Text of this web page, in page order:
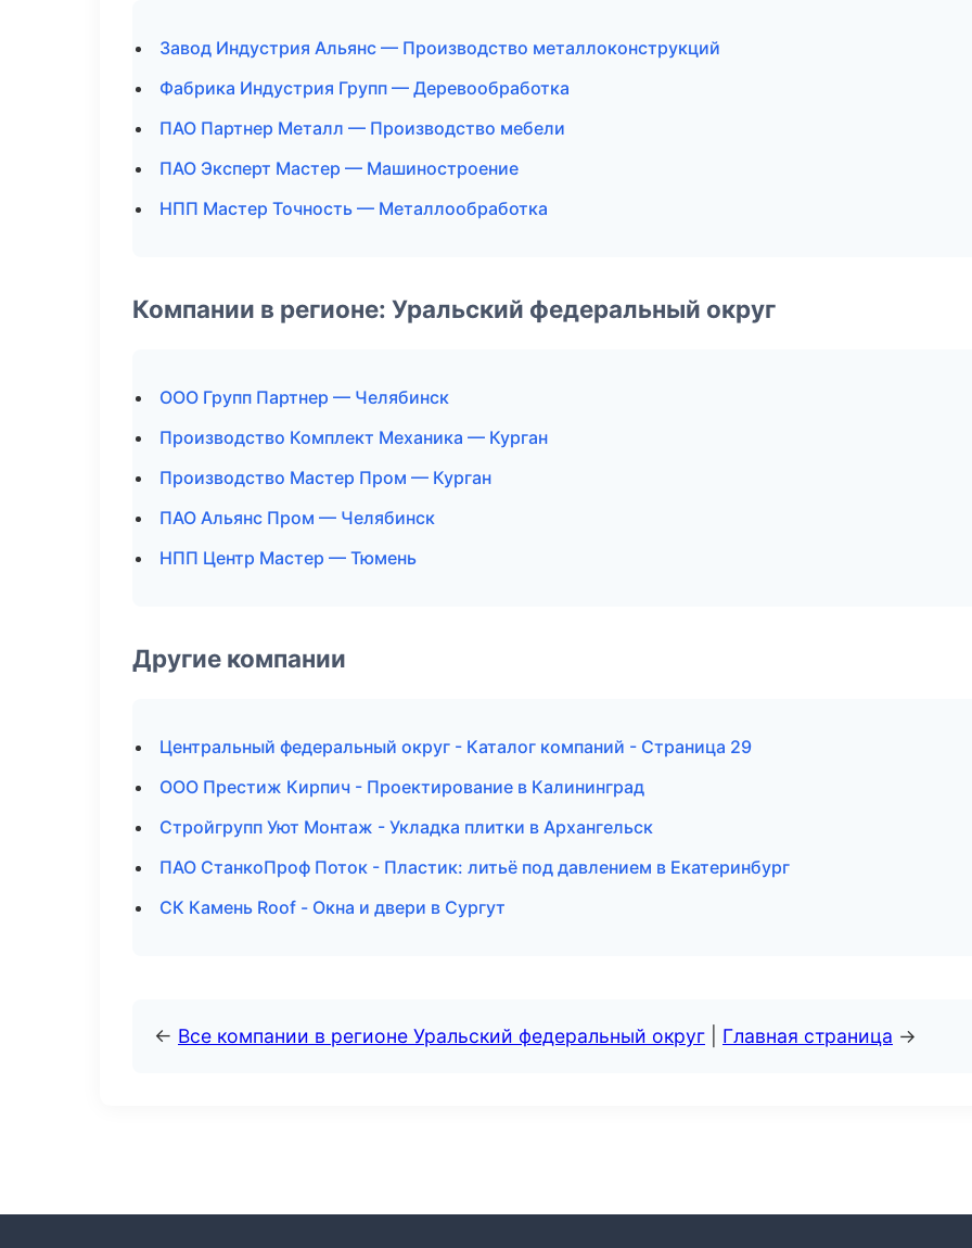
Завод Индустрия Альянс — Производство металлоконструкций
Фабрика Индустрия Групп — Деревообработка
ПАО Партнер Металл — Производство мебели
ПАО Эксперт Мастер — Машиностроение
НПП Мастер Точность — Металлообработка
Компании в регионе: Уральский федеральный округ
ООО Групп Партнер — Челябинск
Производство Комплект Механика — Курган
Производство Мастер Пром — Курган
ПАО Альянс Пром — Челябинск
НПП Центр Мастер — Тюмень
Другие компании
Центральный федеральный округ - Каталог компаний - Страница 29
ООО Престиж Кирпич - Проектирование в Калининград
Стройгрупп Уют Монтаж - Укладка плитки в Архангельск
ПАО СтанкоПроф Поток - Пластик: литьё под давлением в Екатеринбург
СК Камень Roof - Окна и двери в Сургут
← Все компании в регионе Уральский федеральный округ Главная страница →